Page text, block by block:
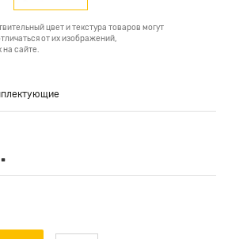
цвет и текстура товаров могут
от их изображений,
на сайте.